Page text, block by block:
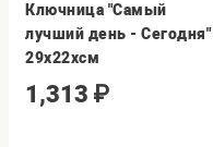
Ключница "Самый
лучший день - Сегодня"
29х22хсм
1,313 ₽